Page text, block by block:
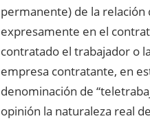
permanente) de la
expresamente en el
contratado el trabajador o
empresa contratante, en
denominación de
opinión la naturaleza real